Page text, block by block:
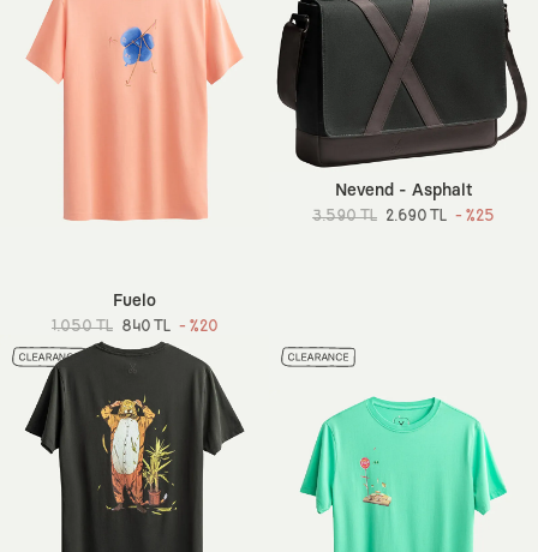
Fuelo
1.050 TL 840 TL - %20
Nevend - Asphalt
3.590 TL 2.690 TL - %25